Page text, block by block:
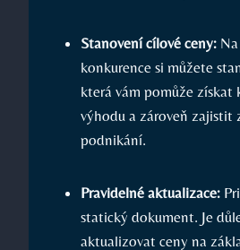
Stanovení cílové ceny:
konkurence si můžete
která vám pomůže získat
výhodu a zároveň zajistit
podnikání.
Pravidelné aktualizace:
statický dokument. Je
aktualizovat ceny na